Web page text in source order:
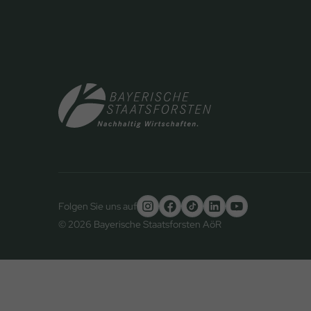
Folgen Sie uns auf
© 2026 Bayerische Staatsforsten AöR